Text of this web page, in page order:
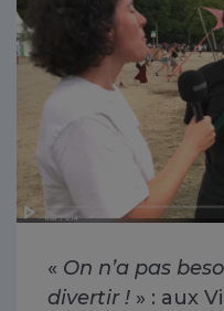
« On n’a pas
divertir ! » : aux